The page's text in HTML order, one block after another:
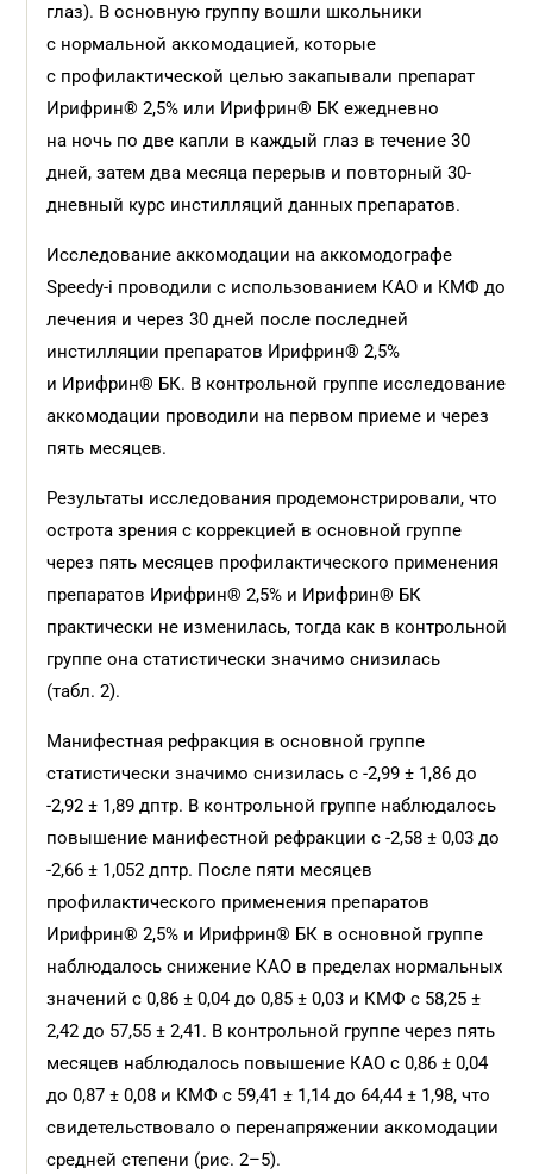
глаз). В основную группу вошли школьники
с нормальной аккомодацией, которые
с профилактической целью закапывали препарат
Ирифрин® 2,5% или Ирифрин® БК ежедневно
на ночь по две капли в каждый глаз в течение 30
дней, затем два месяца перерыв и повторный 30-
дневный курс инстилляций данных препаратов.
Исследование аккомодации на аккомодографе
Speedy-i проводили с использованием КАО и КМФ до
лечения и через 30 дней после последней
инстилляции препаратов Ирифрин® 2,5%
и Ирифрин® БК. В контрольной группе исследование
аккомодации проводили на первом приеме и через
пять месяцев.
Результаты исследования продемонстрировали, что
острота зрения с коррекцией в основной группе
через пять месяцев профилактического применения
препаратов Ирифрин® 2,5% и Ирифрин® БК
практически не изменилась, тогда как в контрольной
группе она статистически значимо снизилась
(табл. 2).
Манифестная рефракция в основной группе
статистически значимо снизилась с -2,99 ± 1,86 до
-2,92 ± 1,89 дптр. В контрольной группе наблюдалось
повышение манифестной рефракции с -2,58 ± 0,03 до
-2,66 ± 1,052 дптр. После пяти месяцев
профилактического применения препаратов
Ирифрин® 2,5% и Ирифрин® БК в основной группе
наблюдалось снижение КАО в пределах нормальных
значений с 0,86 ± 0,04 до 0,85 ± 0,03 и КМФ с 58,25 ±
2,42 до 57,55 ± 2,41. В контрольной группе через пять
месяцев наблюдалось повышение КАО с 0,86 ± 0,04
до 0,87 ± 0,08 и КМФ с 59,41 ± 1,14 до 64,44 ± 1,98, что
свидетельствовало о перенапряжении аккомодации
средней степени (рис. 2–5).